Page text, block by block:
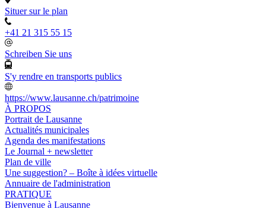
Situer sur le plan
+41 21 315 55 15
Schreiben Sie uns
S'y rendre en transports publics
https://www.lausanne.ch/patrimoine
À PROPOS
Portrait de Lausanne
Actualités municipales
Agenda des manifestations
Le Journal + newsletter
Plan de ville
Une suggestion? – Boîte à idées virtuelle
Annuaire de l'administration
PRATIQUE
Bienvenue à Lausanne